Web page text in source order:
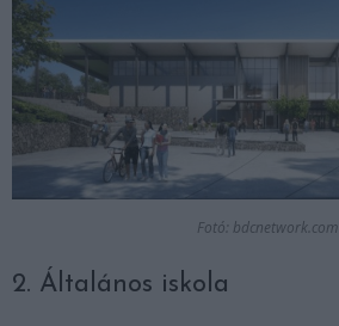
Fotó: bdcnetwork.com
2. Általános iskola